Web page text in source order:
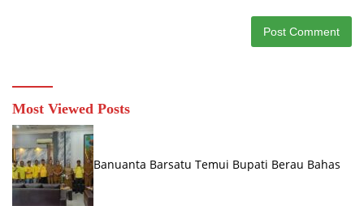
Most Viewed Posts
Banuanta Barsatu Temui Bupati Berau Bahas